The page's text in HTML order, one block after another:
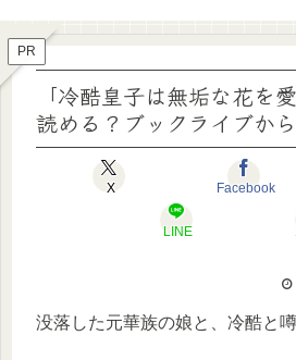
PR
「冷酷皇子は無垢な花を
読める？ブックライブから
X Facebook
LINE
没落した元華族の娘と、冷酷と噂